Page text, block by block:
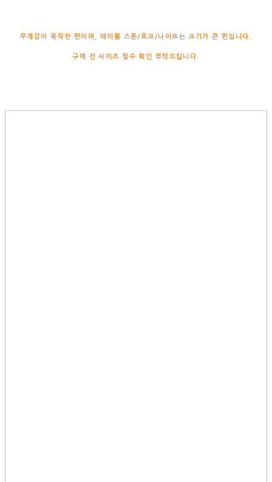
무게감이 묵직한 편이며, 테이블 스푼/포크/나이프는 크기가 큰 편입니다.
구매 전 사이즈 필수 확인 부탁드립니다.